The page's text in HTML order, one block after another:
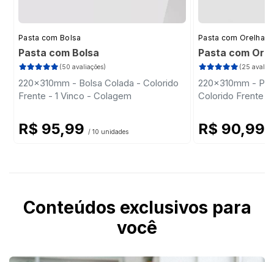
Pasta com Bolsa
Pasta com Bolsa
(50 avaliações)
220x310mm - Bolsa Colada - Colorido
Frente - 1 Vinco - Colagem
R$ 95,99 / 10 unidades
Pasta com Orelha
Pasta com
(25
220x310mm -
Colorido Frente -
R$ 90,99
Conteúdos exclusivos para
você